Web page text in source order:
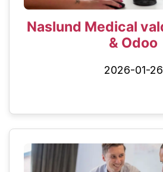
Naslund Medical
& Odoo
2026-01-26